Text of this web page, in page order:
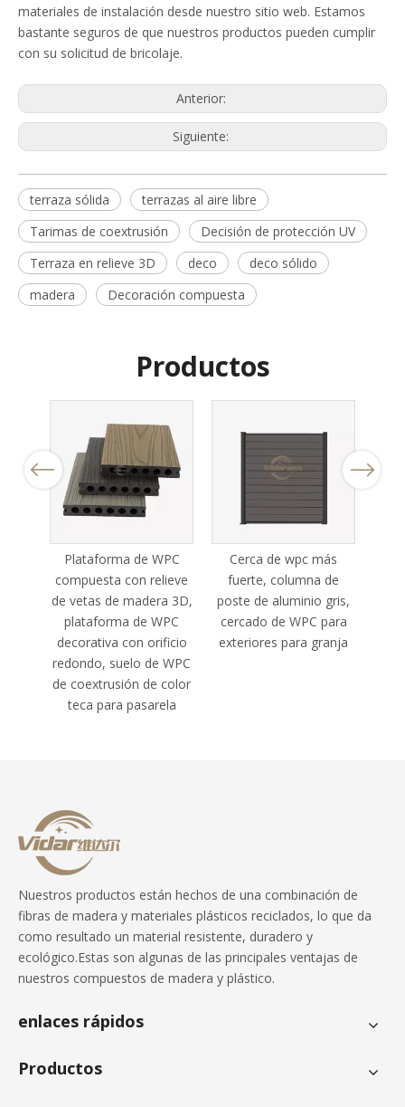
materiales de instalación desde nuestro sitio web. Estamos
bastante seguros de que nuestros productos pueden cumplir
con su solicitud de bricolaje.
Anterior:
Siguiente:
terraza sólida
terrazas al aire libre
Tarimas de coextrusión
Decisión de protección UV
Terraza en relieve 3D
deco
deco sólido
madera
Decoración compuesta
Productos
Previous
Plataforma de WPC
compuesta con relieve
de vetas de madera 3D,
plataforma de WPC
decorativa con orificio
redondo, suelo de WPC
de coextrusión de color
teca para pasarela
Cerca de wpc más
fuerte, columna de
poste de aluminio gris,
cercado de WPC para
exteriores para granja
Next
Nuestros productos están hechos de una combinación de
fibras de madera y materiales plásticos reciclados, lo que da
como resultado un material resistente, duradero y
ecológico.Estas son algunas de las principales ventajas de
nuestros compuestos de madera y plástico.
enlaces rápidos
Productos